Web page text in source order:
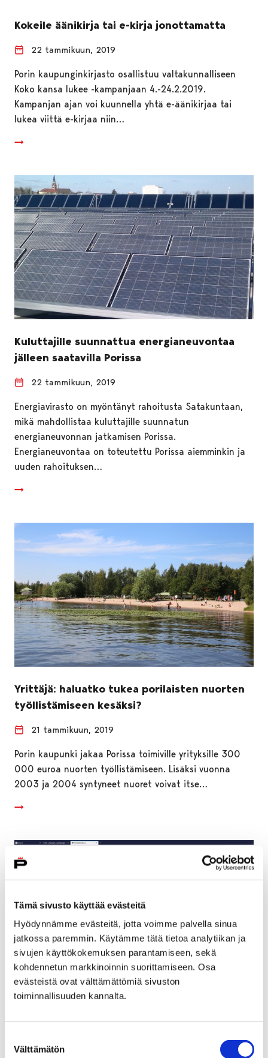
Tämä sivusto käyttää evästeitä
Hyödynnämme evästeitä, jotta voimme palvella sinua
jatkossa paremmin. Käytämme tätä tietoa analytiikan ja
sivujen käyttökokemuksen parantamiseen, sekä
kohdennetun markkinoinnin suorittamiseen. Osa
evästeistä ovat välttämättömiä sivuston
toiminnallisuuden kannalta.
valinta
Välttämätön
Kokeile äänikirja tai e-kirja jonottamatta
22 tammikuun, 2019
Porin kaupunginkirjasto osallistuu valtakunnalliseen
Koko kansa lukee -kampanjaan 4.-24.2.2019.
Kampanjan ajan voi kuunnella yhtä e-äänikirjaa tai
lukea viittä e-kirjaa niin…
Kuluttajille suunnattua energianeuvontaa
jälleen saatavilla Porissa
22 tammikuun, 2019
Energiavirasto on myöntänyt rahoitusta Satakuntaan,
mikä mahdollistaa kuluttajille suunnatun
energianeuvonnan jatkamisen Porissa.
Energianeuvontaa on toteutettu Porissa aiemminkin ja
uuden rahoituksen…
Yrittäjä: haluatko tukea porilaisten nuorten
työllistämiseen kesäksi?
21 tammikuun, 2019
Porin kaupunki jakaa Porissa toimiville yrityksille 300
000 euroa nuorten työllistämiseen. Lisäksi vuonna
2003 ja 2004 syntyneet nuoret voivat itse…
rakennusinventointitiedot vapaasti